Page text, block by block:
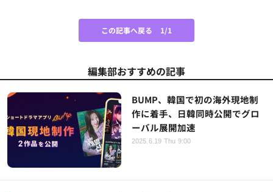
この記事へ戻る 1/1
編集部おすすめの記事
BUMP、韓国で初の海外現地制
作に着手、日韓同時公開でグロ
ーバル展開加速
2025.6.19 Thu 9:00